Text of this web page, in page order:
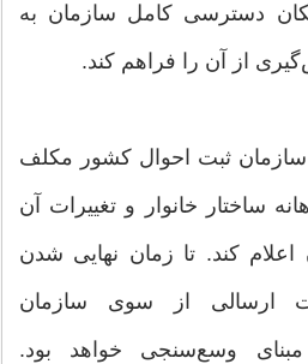
دسترسی کامل سازمان به
از آن را فراهم کند.
ماده (13) نیز سازمان ثبت احوال کشور مکلف
ساختار خانوار و تغییرات آن
کند. تا زمان نهایی شدن
ارسالی از سوی سازمان
مبنای وسع‌سنجی خواهد بود.